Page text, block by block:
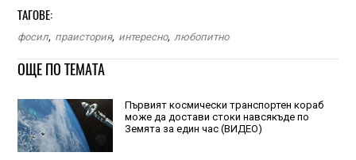
ТАГОВЕ:
фосил, праистория, интересно, любопитно
ОЩЕ ПО ТЕМАТА
Първият космически транспортен кораб
може да достави стоки навсякъде по
Земята за един час (ВИДЕО)